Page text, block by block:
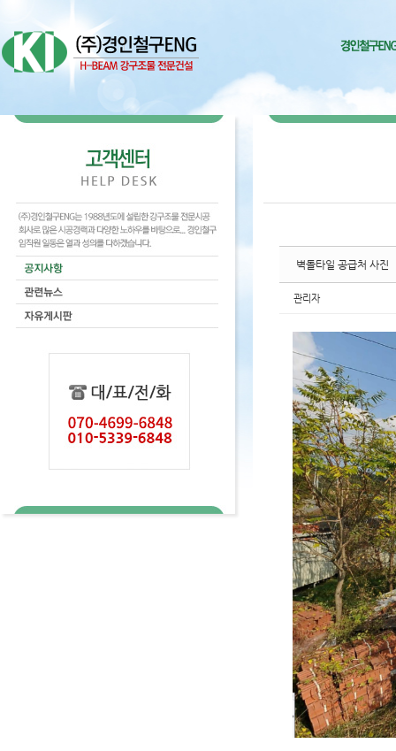
벽돌타일 공급처 사진
관리자
Sketchbook5, 스케치북5
Sketchbook5, 스케치북5
Sketchbook5, 스케치북5
Sketchbook5, 스케치북5